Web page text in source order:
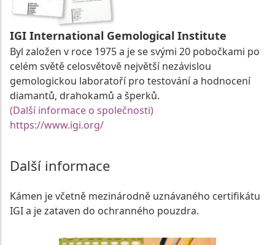
IGI International Gemological Institute
Byl založen v roce 1975 a je se svými 20 pobočkami po
celém světě celosvětově největší nezávislou
gemologickou laboratoří pro testování a hodnocení
diamantů, drahokamů a šperků.
(Další informace o společnosti)
https://www.igi.org/
Další informace
Kámen je včetně mezinárodně uznávaného certifikátu
IGI a je zataven do ochranného pouzdra.